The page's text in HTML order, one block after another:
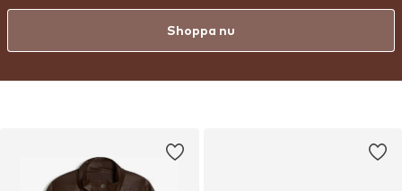
och allt däremellan.
Shoppa nu